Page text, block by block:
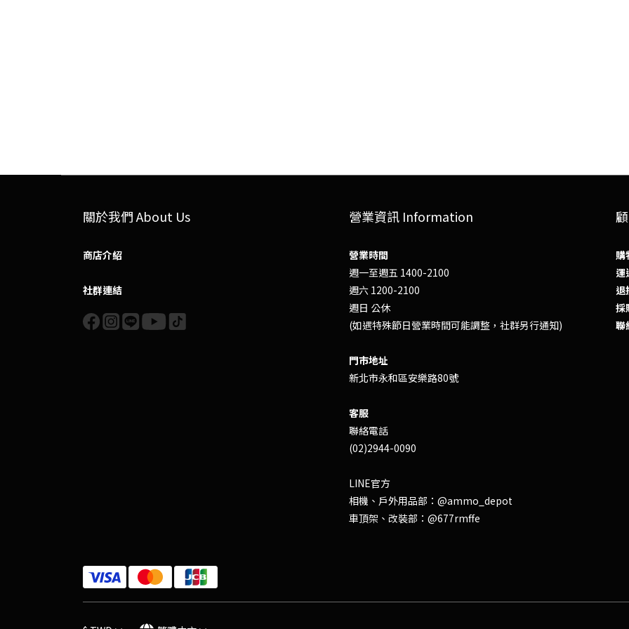
關於我們 About Us
商店介紹
社群連結
營業資訊 Information
營業時間
週一至週五 1400-2100
週六 1200-2100
週日 公休
(如遇特殊節日營業時間可能調整，社群另行通知)
門市地址
新北市永和區安樂路80號
客服
聯絡電話
(02)2944-0090
LINE官方
相機、戶外用品部：@ammo_depot
車頂架、改裝部：@677rmffe
購
採
聯